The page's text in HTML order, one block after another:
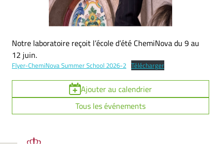
Notre laboratoire reçoit l’école d’été ChemiNova du 9 au
12 juin.
Flyer-ChemiNova Summer School 2026-2 Télécharger
Ajouter au calendrier
Tous les événements